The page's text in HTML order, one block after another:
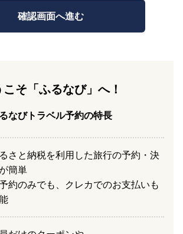
こそ「ふるなび」へ！
なびトラベル予約の特長
さと納税を利用した旅行の予約・決
簡単
約のみでも、クレカでのお支払いも